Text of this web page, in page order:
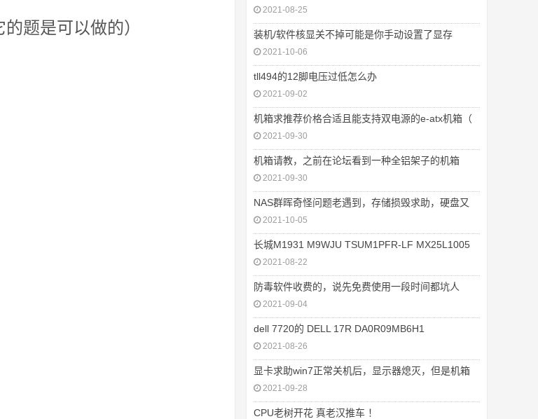
题是可以做的）
2021-08-25
装机/软件核显关不掉可能是你手动设置了显存
2021-10-06
tll494的12脚电压过低怎么办
2021-09-02
机箱求推荐价格合适且能支持双电源的e-atx机箱（
2021-09-30
机箱请教，之前在论坛看到一种全铝架子的机箱
2021-09-30
NAS群晖奇怪问题老遇到，存储损毁求助，硬盘又
2021-10-05
长城M1931 M9WJU TSUM1PFR-LF MX25L1005
2021-08-22
防毒软件收费的，说先免费使用一段时间都坑人
2021-09-04
dell 7720的 DELL 17R DA0R09MB6H1
2021-08-26
显卡求助win7正常关机后，显示器熄灭，但是机箱
2021-09-28
CPU老树开花 真老汉推车 ！